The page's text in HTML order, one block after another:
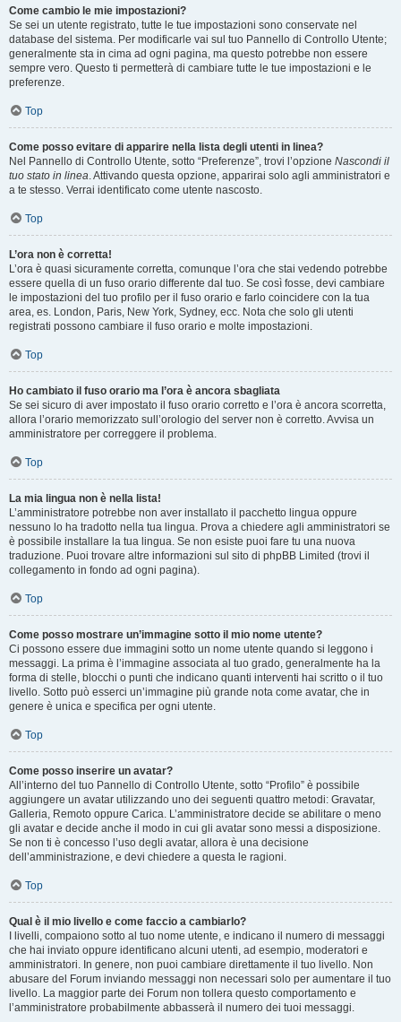
Come cambio le mie impostazioni?
Se sei un utente registrato, tutte le tue impostazioni sono conservate nel
database del sistema. Per modificarle vai sul tuo Pannello di Controllo Utente;
generalmente sta in cima ad ogni pagina, ma questo potrebbe non essere
sempre vero. Questo ti permetterà di cambiare tutte le tue impostazioni e le
preferenze.
Top
Come posso evitare di apparire nella lista degli utenti in linea?
Nel Pannello di Controllo Utente, sotto “Preferenze”, trovi l’opzione Nascondi il
tuo stato in linea. Attivando questa opzione, apparirai solo agli amministratori e
a te stesso. Verrai identificato come utente nascosto.
Top
L’ora non è corretta!
L’ora è quasi sicuramente corretta, comunque l’ora che stai vedendo potrebbe
essere quella di un fuso orario differente dal tuo. Se così fosse, devi cambiare
le impostazioni del tuo profilo per il fuso orario e farlo coincidere con la tua
area, es. London, Paris, New York, Sydney, ecc. Nota che solo gli utenti
registrati possono cambiare il fuso orario e molte impostazioni.
Top
Ho cambiato il fuso orario ma l’ora è ancora sbagliata
Se sei sicuro di aver impostato il fuso orario corretto e l’ora è ancora scorretta,
allora l’orario memorizzato sull’orologio del server non è corretto. Avvisa un
amministratore per correggere il problema.
Top
La mia lingua non è nella lista!
L’amministratore potrebbe non aver installato il pacchetto lingua oppure
nessuno lo ha tradotto nella tua lingua. Prova a chiedere agli amministratori se
è possibile installare la tua lingua. Se non esiste puoi fare tu una nuova
traduzione. Puoi trovare altre informazioni sul sito di phpBB Limited (trovi il
collegamento in fondo ad ogni pagina).
Top
Come posso mostrare un’immagine sotto il mio nome utente?
Ci possono essere due immagini sotto un nome utente quando si leggono i
messaggi. La prima è l’immagine associata al tuo grado, generalmente ha la
forma di stelle, blocchi o punti che indicano quanti interventi hai scritto o il tuo
livello. Sotto può esserci un’immagine più grande nota come avatar, che in
genere è unica e specifica per ogni utente.
Top
Come posso inserire un avatar?
All’interno del tuo Pannello di Controllo Utente, sotto “Profilo” è possibile
aggiungere un avatar utilizzando uno dei seguenti quattro metodi: Gravatar,
Galleria, Remoto oppure Carica. L’amministratore decide se abilitare o meno
gli avatar e decide anche il modo in cui gli avatar sono messi a disposizione.
Se non ti è concesso l’uso degli avatar, allora è una decisione
dell’amministrazione, e devi chiedere a questa le ragioni.
Top
Qual è il mio livello e come faccio a cambiarlo?
I livelli, compaiono sotto al tuo nome utente, e indicano il numero di messaggi
che hai inviato oppure identificano alcuni utenti, ad esempio, moderatori e
amministratori. In genere, non puoi cambiare direttamente il tuo livello. Non
abusare del Forum inviando messaggi non necessari solo per aumentare il tuo
livello. La maggior parte dei Forum non tollera questo comportamento e
l’amministratore probabilmente abbasserà il numero dei tuoi messaggi.